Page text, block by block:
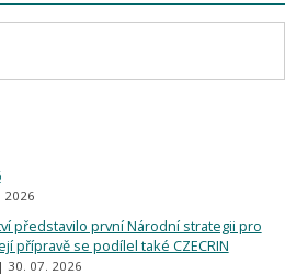
2026
představilo první Národní strategii pro
přípravě se podílel také CZECRIN
30. 07. 2026